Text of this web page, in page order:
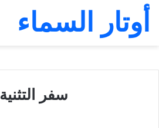
أوتار السماء
سفر التثنية 1